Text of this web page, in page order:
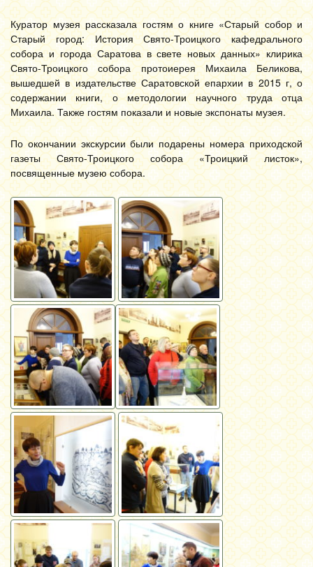
Куратор музея рассказала гостям о книге «Старый собор и
Старый город: История Свято-Троицкого кафедрального
собора и города Саратова в свете новых данных» клирика
Свято-Троицкого собора протоиерея Михаила Беликова,
вышедшей в издательстве Саратовской епархии в 2015 г, о
содержании книги, о методологии научного труда отца
Михаила. Также гостям показали и новые экспонаты музея.
По окончании экскурсии были подарены номера приходской
газеты Свято-Троицкого собора «Троицкий листок»,
посвященные музею собора.